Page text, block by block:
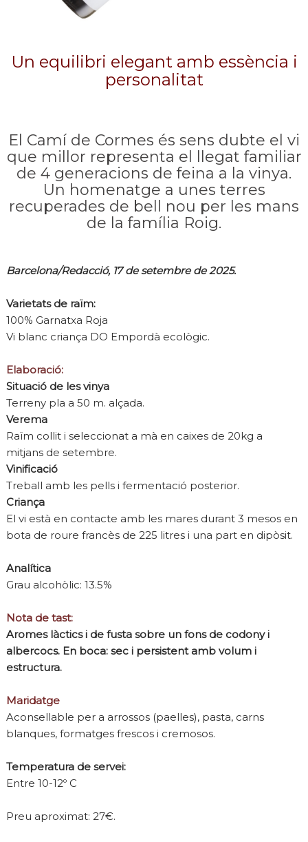
Un equilibri elegant amb essència i
personalitat
El Camí de Cormes és sens dubte el vi
que millor representa el llegat familiar
de 4 generacions de feina a la vinya.
Un homenatge a unes terres
recuperades de bell nou per les mans
de la família Roig.
Barcelona/Redacció, 17 de setembre de 2025.
Varietats de raïm:
100% Garnatxa Roja
Vi blanc criança DO Empordà ecològic.
Elaboració:
Situació de les vinya
Terreny pla a 50 m. alçada.
Verema
Raïm collit i seleccionat a mà en caixes de 20kg a
mitjans de setembre.
Vinificació
Treball amb les pells i fermentació posterior.
Criança
El vi està en contacte amb les mares durant 3 mesos en
bota de roure francès de 225 litres i una part en dipòsit.
Analítica
Grau alcohòlic: 13.5%
Nota de tast:
Aromes làctics i de fusta sobre un fons de codony i
albercocs. En boca: sec i persistent amb volum i
estructura.
Maridatge
Aconsellable per a arrossos (paelles), pasta, carns
blanques, formatges frescos i cremosos.
Temperatura de servei:
Entre 10-12º C
Preu aproximat: 27€.